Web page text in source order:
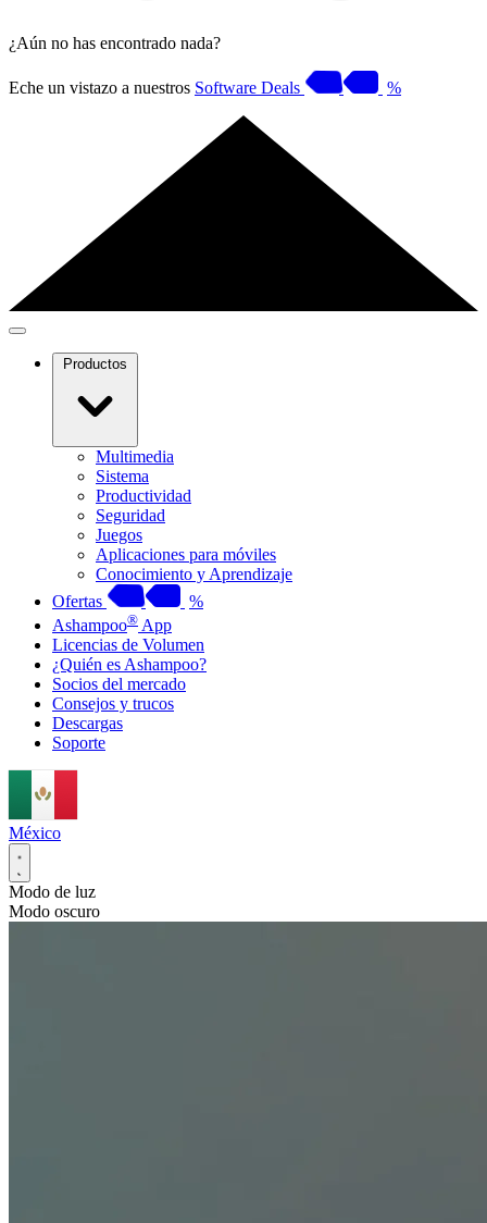
¿Aún no has encontrado nada?
Eche un vistazo a nuestros Software Deals %
Productos
Multimedia
Sistema
Productividad
Seguridad
Juegos
Aplicaciones para móviles
Conocimiento y Aprendizaje
Ofertas
%
Ashampoo® App
Licencias de Volumen
¿Quién es Ashampoo?
Socios del mercado
Consejos y trucos
Descargas
Soporte
México
Modo de luz
Modo oscuro